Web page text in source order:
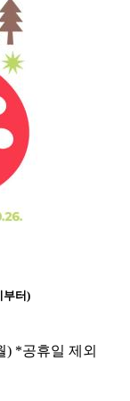
부터)
) *공휴일 제외